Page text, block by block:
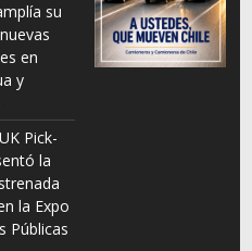
su
en
y
Pick-
la
la Expo
Públicas